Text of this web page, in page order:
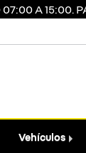
A 15:00.
Vehículos